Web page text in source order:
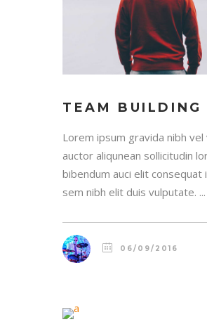
TEAM BUILDING
Lorem ipsum gravida nibh
auctor aliqunean sollicitudin
bibendum auci elit consequat
sem nibh elit duis vulputate. ...
06/09/2016